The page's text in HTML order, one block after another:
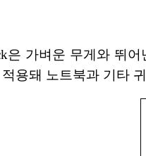
은 가벼운 무게와 뛰
용돼 노트북과 기타